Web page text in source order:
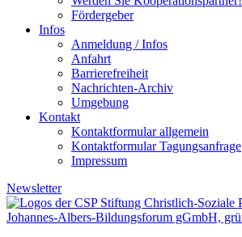
Fördergeber
Infos
Anmeldung / Infos
Anfahrt
Barrierefreiheit
Nachrichten-Archiv
Umgebung
Kontakt
Kontaktformular allgemein
Kontaktformular Tagungsanfrage
Impressum
Newsletter